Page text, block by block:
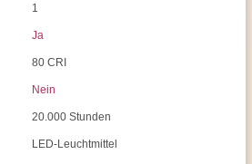
1
Ja
80 CRI
Nein
20.000 Stunden
LED-Leuchtmittel